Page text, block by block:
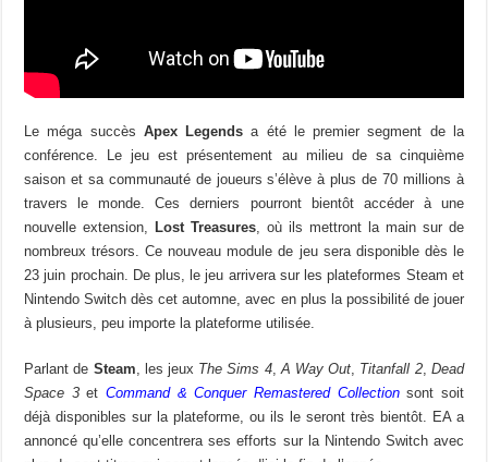
Le méga succès Apex Legends a été le premier segment de la
conférence. Le jeu est présentement au milieu de sa cinquième
saison et sa communauté de joueurs s’élève à plus de 70 millions à
travers le monde. Ces derniers pourront bientôt accéder à une
nouvelle extension,
Lost Treasures , où ils mettront la main sur de
nombreux trésors. Ce nouveau module de jeu sera disponible dès le
23 juin prochain. De plus, le jeu arrivera sur les plateformes Steam et
Nintendo Switch dès cet automne, avec en plus la possibilité de jouer
à plusieurs, peu importe la plateforme utilisée.
Parlant de Steam , les jeux The Sims 4, A Way Out Titanfall 2, Dead
Space 3etCommand & Conquer Remastered Collectionsont soit
déjà disponibles sur la plateforme, ou ils le seront très bientôt. EA a
annoncé qu’elle concentrera ses efforts sur la Nintendo Switch avec